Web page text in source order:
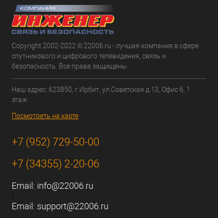
Copyright 2002-2022 © 22006.ru - лучшая компания в сфере
спутникового и цифрового телевидения, связь и
безопасность. Все права защищены.
Наш адрес: 623850, г.Ирбит, ул.Советская д.13, Офис 6, 1
этаж
Посмотреть на карте
+7 (952) 729-50-00
+7 (34355) 2-20-06
Email: info@22006.ru
/
Email: support@22006.ru